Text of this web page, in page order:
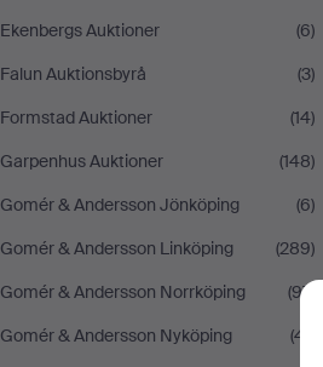
Ekenbergs Auktioner
(6)
Falun Auktionsbyrå
(3)
Formstad Auktioner
(14)
Garpenhus Auktioner
(148)
Gomér & Andersson Jönköping
(6)
Gomér & Andersson Linköping
(289)
Gomér & Andersson Norrköping
(97)
Gomér & Andersson Nyköping
(41)